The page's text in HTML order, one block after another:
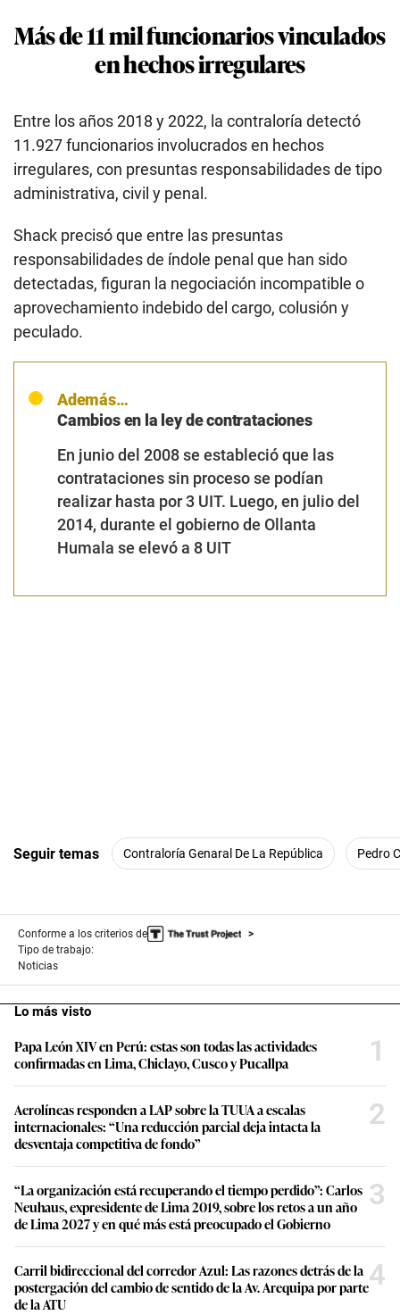
Más de 11 mil funcionarios vinculados
en hechos irregulares
Entre los años 2018 y 2022, la contraloría detectó
11.927 funcionarios involucrados en hechos
irregulares, con presuntas responsabilidades de tipo
administrativa, civil y penal.
Shack precisó que entre las presuntas
responsabilidades de índole penal que han sido
detectadas, figuran la negociación incompatible o
aprovechamiento indebido del cargo, colusión y
peculado.
Además…
Cambios en la ley de contrataciones
En junio del 2008 se estableció que las
contrataciones sin proceso se podían
realizar hasta por 3 UIT. Luego, en julio del
2014, durante el gobierno de Ollanta
Humala se elevó a 8 UIT
Seguir temas Contraloría Genaral De La República Pedro
Conforme a los criterios de
Tipo de trabajo:
Noticias
Lo más visto
Papa León XIV en Perú: estas son todas las actividades
confirmadas en Lima, Chiclayo, Cusco y Pucallpa
1
Aerolíneas responden a LAP sobre la TUUA a escalas
internacionales: “Una reducción parcial deja intacta la
desventaja competitiva de fondo”
2
“La organización está recuperando el tiempo perdido”: Carlos
Neuhaus, expresidente de Lima 2019, sobre los retos a un año
de Lima 2027 y en qué más está preocupado el Gobierno
3
Carril bidireccional del corredor Azul: Las razones detrás de la
postergación del cambio de sentido de la Av. Arequipa por parte
de la ATU
4